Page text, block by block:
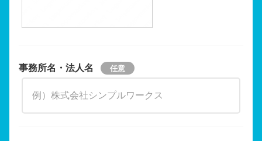
事務所名・法人名